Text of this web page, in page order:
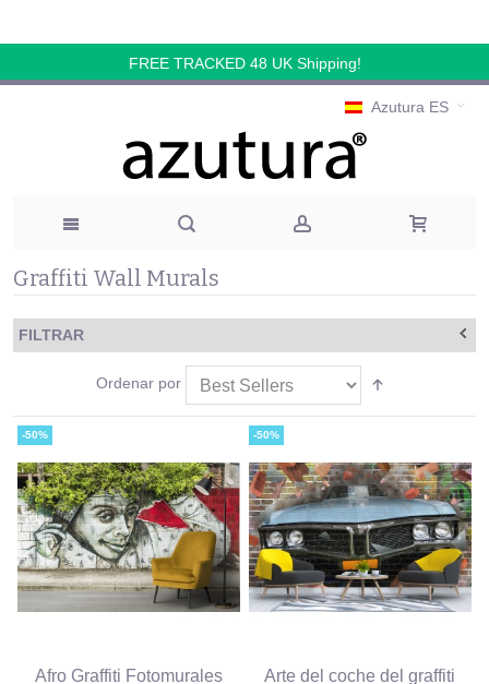
FREE TRACKED 48 UK Shipping!
Azutura ES
Graffiti Wall Murals
FILTRAR
Ordenar por
-50%
Afro Graffiti Fotomurales
-50%
Arte del coche del graffiti